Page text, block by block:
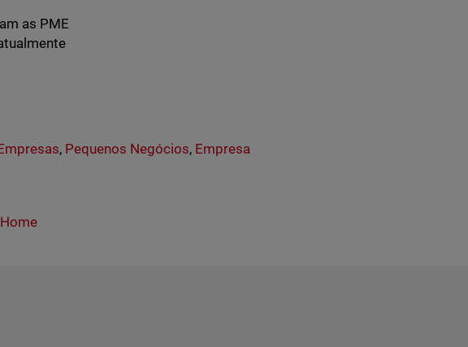
as PME
, Pequenos Negócios, Empresa